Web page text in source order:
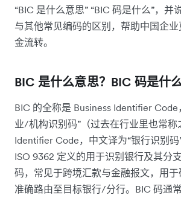
“BIC 是什么意思” “BIC 码是什么”，并
与其他常见编码的区别，帮助中国企
金流转。
BIC 是什么意思？BIC 码是什么
BIC 的全称是 Business Identifier Code
业/机构识别码”（过去在行业里也常称
Identifier Code，中文译为“银行识别
ISO 9362 定义的用于识别银行及其分
码，常见于跨境汇款与金融报文，用
准确路由至目标银行/分行。BIC 码通